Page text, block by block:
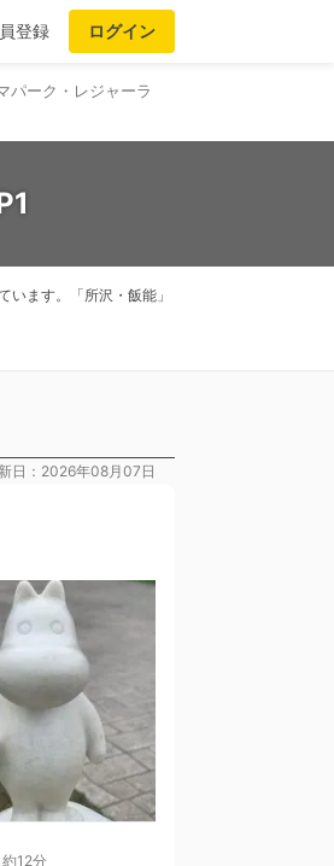
登録 ログイン
パーク・レジャーラ
ます。「所沢・飯能」
日：2026年08月07日